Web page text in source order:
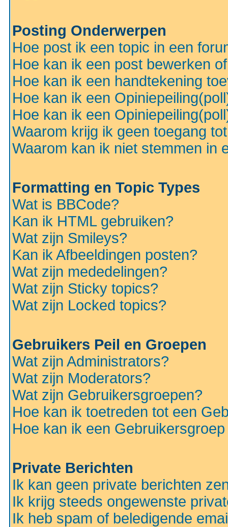
Posting Onderwerpen
Hoe post ik een topic in een
Hoe kan ik een post bewerken
Hoe kan ik een handtekening
Hoe kan ik een
Hoe kan ik een
Waarom krijg ik geen toegang
Waarom kan ik niet stemmen in
Formatting en Topic Types
Wat is BBCode?
Kan ik HTML gebruiken?
Wat zijn Smileys?
Kan ik Afbeeldingen posten?
Wat zijn mededelingen?
Wat zijn Sticky topics?
Wat zijn Locked topics?
Gebruikers Peil en Groepen
Wat zijn Administrators?
Wat zijn Moderators?
Wat zijn Gebruikersgroepen?
Hoe kan ik toetreden tot een
Hoe kan ik een
Private Berichten
Ik kan geen private berichten
Ik krijg steeds ongewenste
Ik heb spam of beledigende